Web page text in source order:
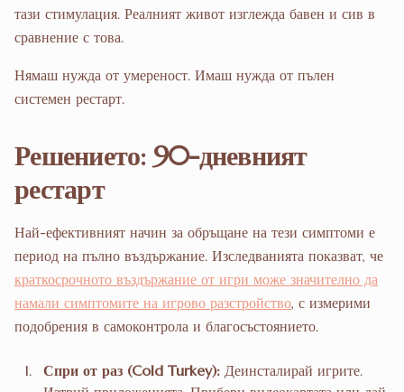
тази стимулация. Реалният живот изглежда бавен и сив в
сравнение с това.
Нямаш нужда от умереност. Имаш нужда от пълен
системен рестарт.
Решението: 90-дневният
рестарт
Най-ефективният начин за обръщане на тези симптоми е
период на пълно въздържание. Изследванията показват, че
краткосрочното въздържание от игри може значително да
намали симптомите на игрово разстройство, с измерими
подобрения в самоконтрола и благосъстоянието.
Спри от раз (Cold Turkey): Деинсталирай игрите.